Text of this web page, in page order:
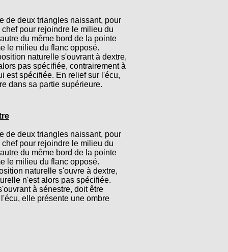
de deux triangles naissant, pour
pour rejoindre le milieu du
du même bord de la pointe
le milieu du flanc opposé.
naturelle s'ouvrant à dextre,
pas spécifiée, contrairement à
est spécifiée. En relief sur l'écu,
dans sa partie supérieure.
de deux triangles naissant, pour
pour rejoindre le milieu du
du même bord de la pointe
le milieu du flanc opposé.
naturelle s'ouvre à dextre,
n'est alors pas spécifiée.
à sénestre, doit être
elle présente une ombre